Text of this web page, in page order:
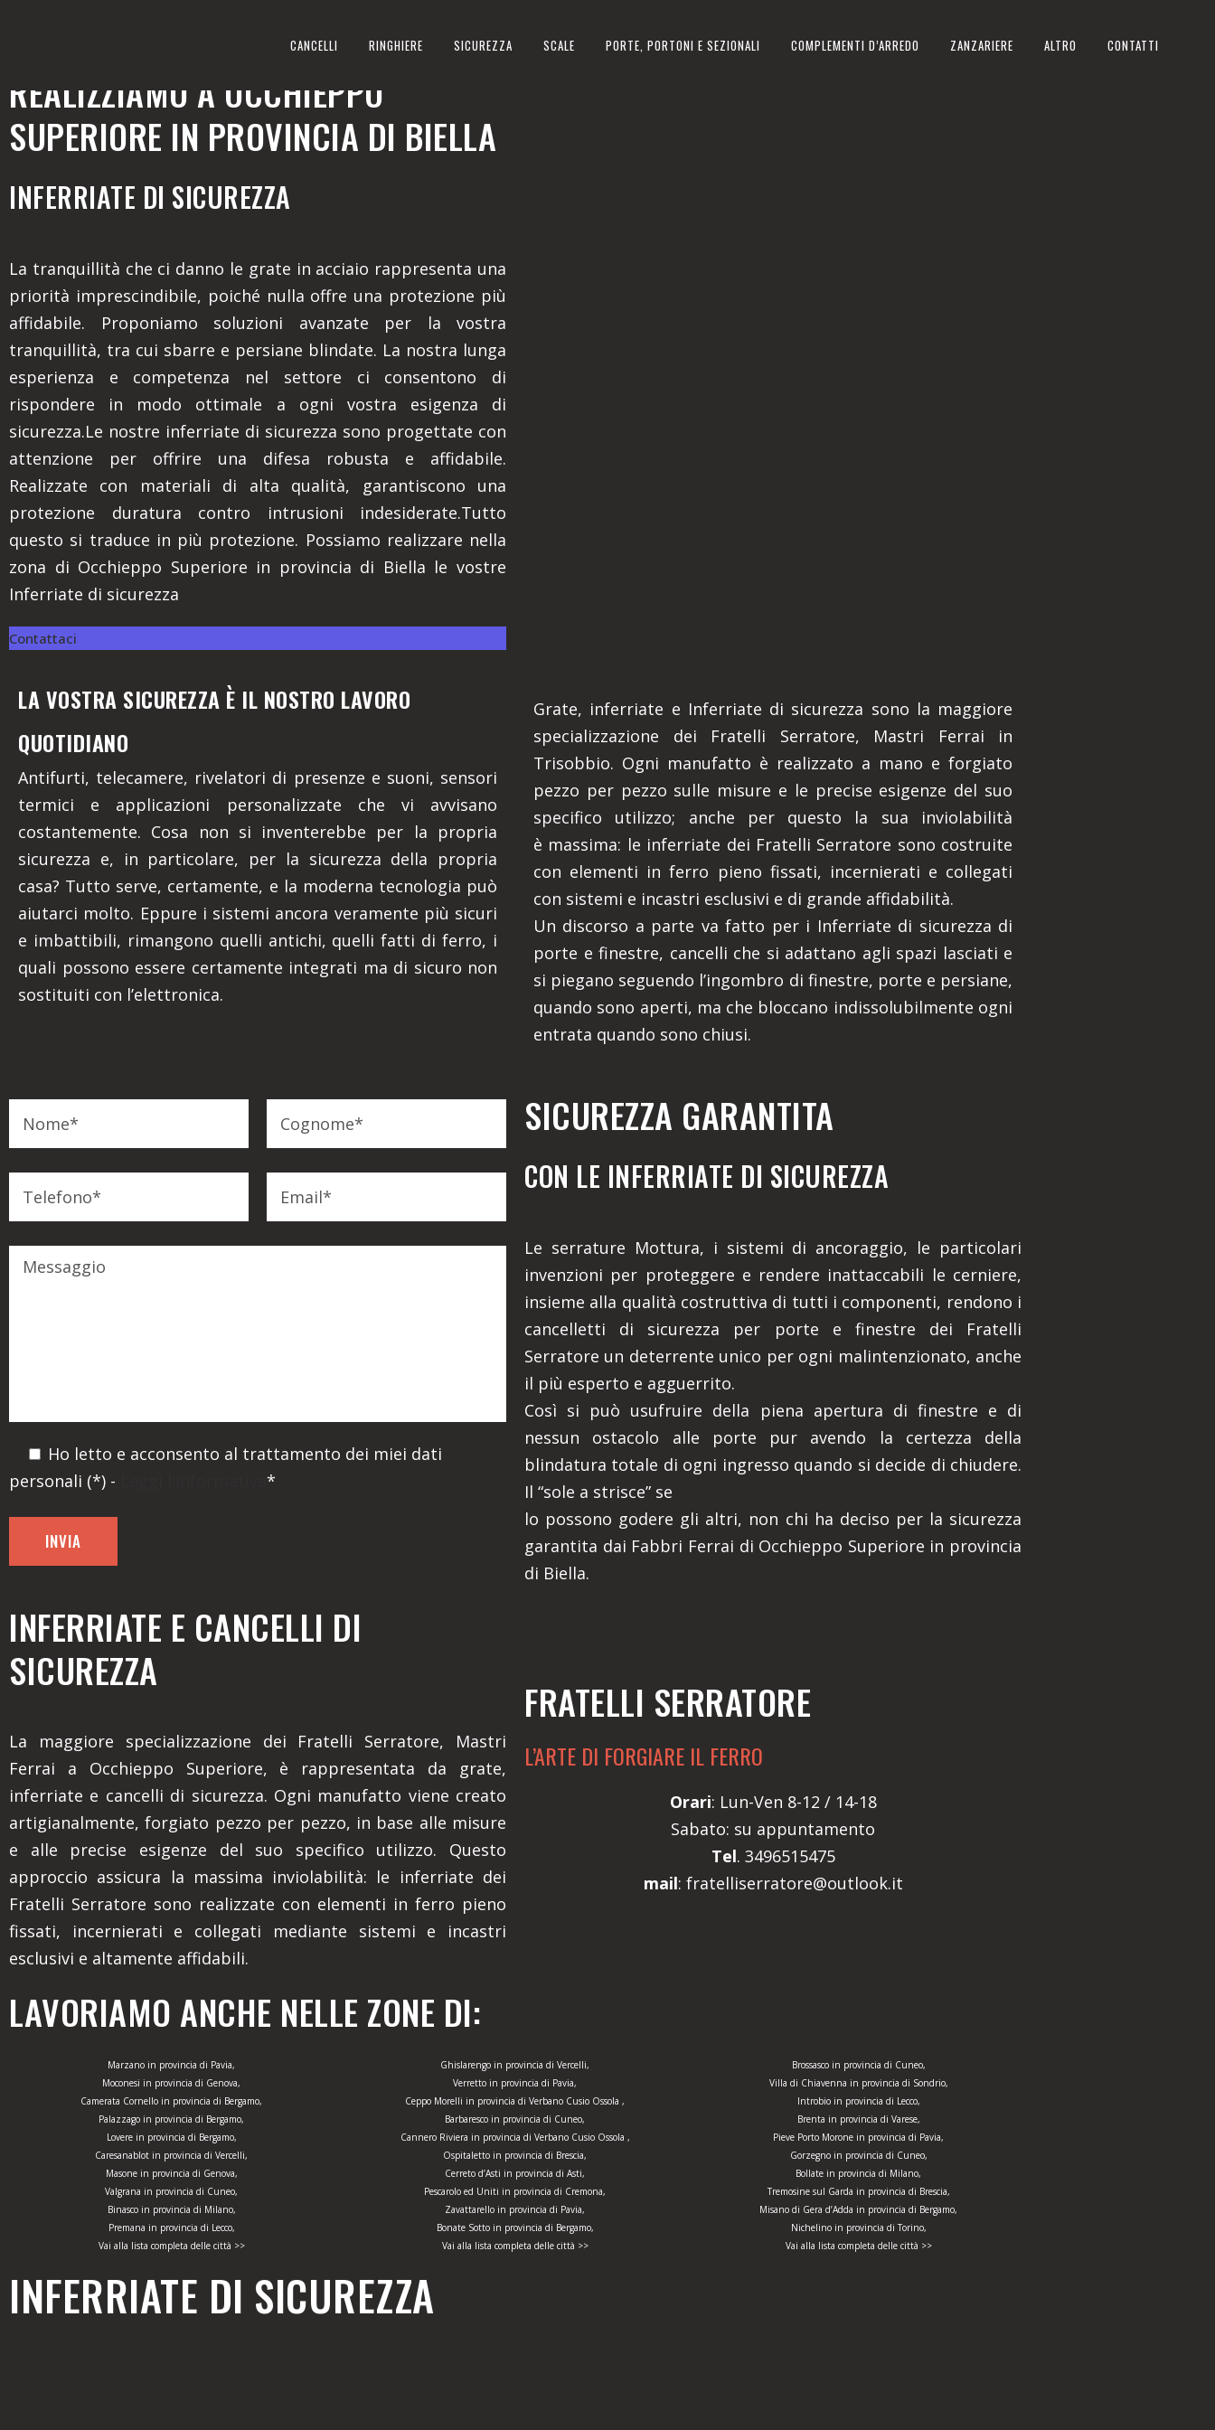
CANCELLI RINGHIERE SICUREZZA SCALE PORTE, PORTONI E SEZIONALI COMPLEMENTI D’ARREDO ZANZARIERE ALTRO CONTATTI
INFERRIATE DI SICUREZZA
REALIZZIAMO A OCCHIEPPO
SUPERIORE IN PROVINCIA DI BIELLA
INFERRIATE DI SICUREZZA
La tranquillità che ci danno le grate in acciaio rappresenta una
priorità imprescindibile, poiché nulla offre una protezione più
affidabile. Proponiamo soluzioni avanzate per la vostra
tranquillità, tra cui sbarre e persiane blindate. La nostra lunga
esperienza e competenza nel settore ci consentono di
rispondere in modo ottimale a ogni vostra esigenza di
sicurezza.Le nostre inferriate di sicurezza sono progettate con
attenzione per offrire una difesa robusta e affidabile.
Realizzate con materiali di alta qualità, garantiscono una
protezione duratura contro intrusioni indesiderate.Tutto
questo si traduce in più protezione. Possiamo realizzare nella
zona di Occhieppo Superiore in provincia di Biella le vostre
Inferriate di sicurezza
Contattaci
LA VOSTRA SICUREZZA È IL NOSTRO LAVORO
QUOTIDIANO
Antifurti, telecamere, rivelatori di presenze e suoni, sensori
termici e applicazioni personalizzate che vi avvisano
costantemente. Cosa non si inventerebbe per la propria
sicurezza e, in particolare, per la sicurezza della propria
casa? Tutto serve, certamente, e la moderna tecnologia può
aiutarci molto. Eppure i sistemi ancora veramente più sicuri
e imbattibili, rimangono quelli antichi, quelli fatti di ferro, i
quali possono essere certamente integrati ma di sicuro non
sostituiti con l’elettronica.
Grate, inferriate e Inferriate di sicurezza sono la maggiore
specializzazione dei Fratelli Serratore, Mastri Ferrai in
Trisobbio. Ogni manufatto è realizzato a mano e forgiato
pezzo per pezzo sulle misure e le precise esigenze del suo
specifico utilizzo; anche per questo la sua inviolabilità
è massima: le inferriate dei Fratelli Serratore sono costruite
con elementi in ferro pieno fissati, incernierati e collegati
con sistemi e incastri esclusivi e di grande affidabilità.
Un discorso a parte va fatto per i Inferriate di sicurezza di
porte e finestre, cancelli che si adattano agli spazi lasciati e
si piegano seguendo l’ingombro di finestre, porte e persiane,
quando sono aperti, ma che bloccano indissolubilmente ogni
entrata quando sono chiusi.
Ho letto e acconsento al trattamento dei miei dati
personali (*) -
*
SICUREZZA GARANTITA
CON LE INFERRIATE DI SICUREZZA
Le serrature Mottura, i sistemi di ancoraggio, le particolari
invenzioni per proteggere e rendere inattaccabili le cerniere,
insieme alla qualità costruttiva di tutti i componenti, rendono i
cancelletti di sicurezza per porte e finestre dei Fratelli
Serratore un deterrente unico per ogni malintenzionato, anche
il più esperto e agguerrito.
Così si può usufruire della piena apertura di finestre e di
nessun ostacolo alle porte pur avendo la certezza della
blindatura totale di ogni ingresso quando si decide di chiudere.
Il “sole a strisce” se
lo possono godere gli altri, non chi ha deciso per la sicurezza
garantita dai Fabbri Ferrai di Occhieppo Superiore in provincia
di Biella.
INFERRIATE E CANCELLI DI
SICUREZZA
La maggiore specializzazione dei Fratelli Serratore, Mastri
Ferrai a Occhieppo Superiore, è rappresentata da grate,
inferriate e cancelli di sicurezza. Ogni manufatto viene creato
artigianalmente, forgiato pezzo per pezzo, in base alle misure
e alle precise esigenze del suo specifico utilizzo. Questo
approccio assicura la massima inviolabilità: le inferriate dei
Fratelli Serratore sono realizzate con elementi in ferro pieno
fissati, incernierati e collegati mediante sistemi e incastri
esclusivi e altamente affidabili.
FRATELLI SERRATORE
L’ARTE DI FORGIARE IL FERRO
Orari: Lun-Ven 8-12 / 14-18
Sabato: su appuntamento
Tel. 3496515475
mail: fratelliserratore@outlook.it
LAVORIAMO ANCHE NELLE ZONE DI:
Marzano in provincia di Pavia,
Moconesi in provincia di Genova,
Camerata Cornello in provincia di Bergamo,
Palazzago in provincia di Bergamo,
Lovere in provincia di Bergamo,
Caresanablot in provincia di Vercelli,
Masone in provincia di Genova,
Valgrana in provincia di Cuneo,
Binasco in provincia di Milano,
Premana in provincia di Lecco,
Vai alla lista completa delle città >>
Ghislarengo in provincia di Vercelli,
Verretto in provincia di Pavia,
Ceppo Morelli in provincia di Verbano Cusio Ossola ,
Barbaresco in provincia di Cuneo,
Cannero Riviera in provincia di Verbano Cusio Ossola ,
Ospitaletto in provincia di Brescia,
Cerreto d’Asti in provincia di Asti,
Pescarolo ed Uniti in provincia di Cremona,
Zavattarello in provincia di Pavia,
Bonate Sotto in provincia di Bergamo,
Vai alla lista completa delle città >>
Brossasco in provincia di Cuneo,
Villa di Chiavenna in provincia di Sondrio,
Introbio in provincia di Lecco,
Brenta in provincia di Varese,
Pieve Porto Morone in provincia di Pavia,
Gorzegno in provincia di Cuneo,
Bollate in provincia di Milano,
Tremosine sul Garda in provincia di Brescia,
Misano di Gera d’Adda in provincia di Bergamo,
Nichelino in provincia di Torino,
Vai alla lista completa delle città >>
INFERRIATE DI SICUREZZA